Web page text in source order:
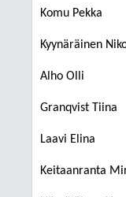
Komu Pekka
Kyynäräinen
Alho Olli
Granqvist Tiina
Laavi Elina
Keitaanranta